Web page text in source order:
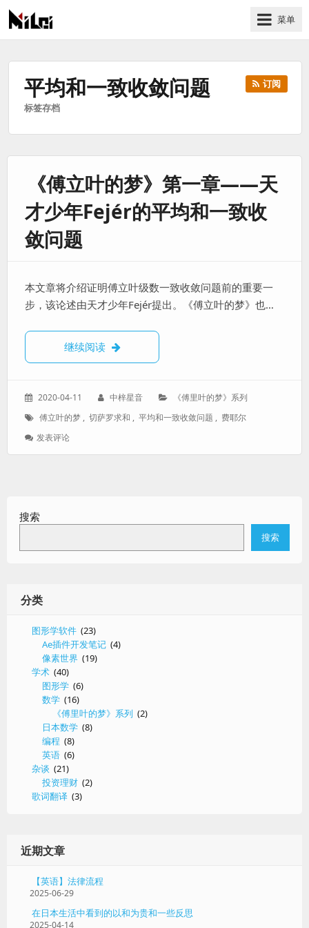
有
技
菜单
平均和一致收敛问题
标签存档
订阅
《傅立叶的梦》第一章——天
才少年Fejér的平均和一致收
敛问题
本文章将介绍证明傅立叶级数一致收敛问题前的重要一
步，该论述由天才少年Fejér提出。《傅立叶的梦》也…
继续阅读 《傅立叶的梦》第一章——天才少年Fejér
发
于：
2020-04-11
作
中梓星音
分《傅里叶的梦》系列
标
傅立叶的梦 , 切萨罗求和 , 平均和一致收敛问题 , 费耶尔
发表评论: 《傅
章
天
平
均
和
致
收
敛
问
题
搜索
搜索
分类
图形学软件 (23)
Ae插件开发笔记 (4)
像素世界 (19)
学术 (40)
图形学 (6)
数学 (16)
《傅里叶的梦》系列 (2)
日本数学 (8)
编程 (8)
英语 (6)
杂谈 (21)
投资理财 (2)
歌词翻译 (3)
近期文章
【英语】法律流程
2025-06-29
在日本生活中看到的以和为贵和一些反思
2025-04-14